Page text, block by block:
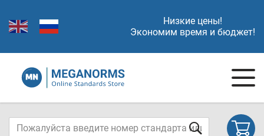
Низкие цены!
Экономим время и бюджет!